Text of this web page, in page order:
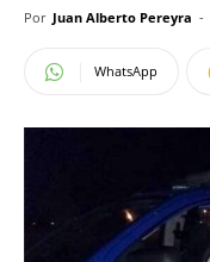
Por Juan Alberto Pereyra -
WhatsApp